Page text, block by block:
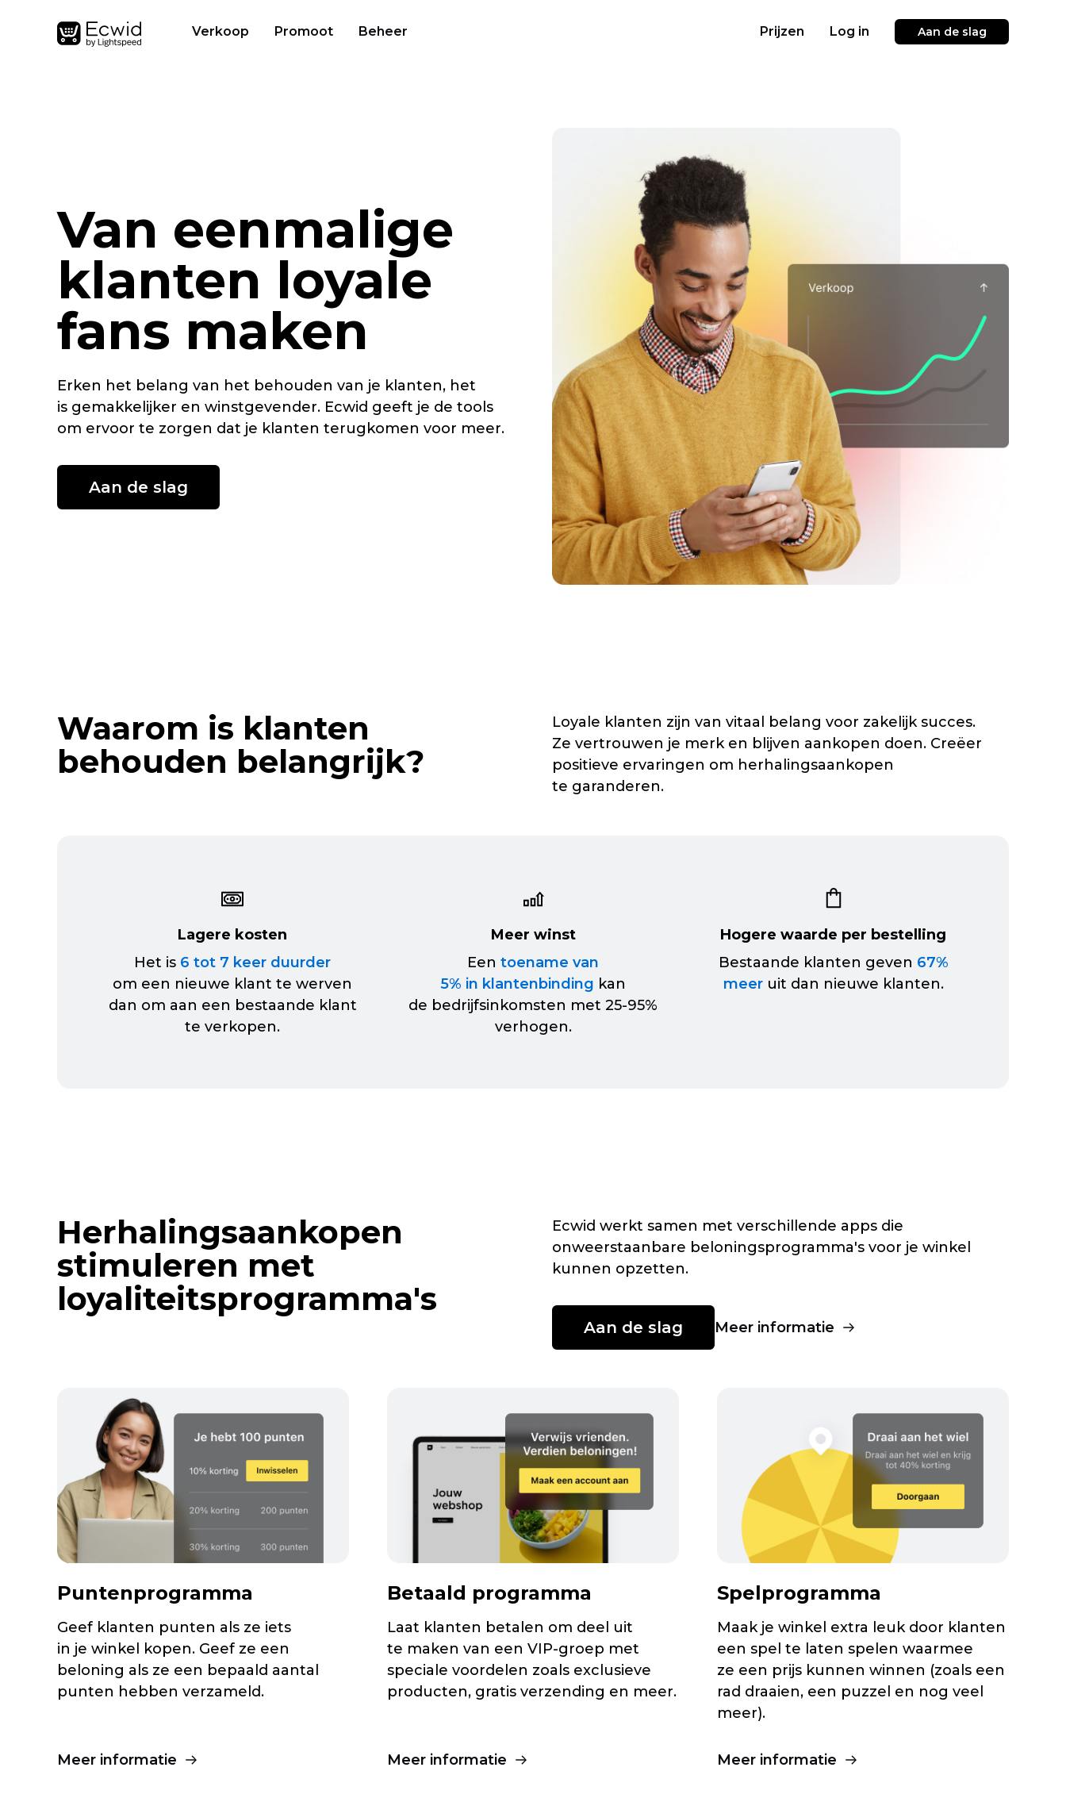
Verkoop Promoot Beheer Prijzen Log in Aan de slag
Van eenmalige
klanten loyale
fans maken
Erken het belang van het behouden van je klanten, het
is gemakkelijker en winstgevender. Ecwid geeft je de tools
om ervoor te zorgen dat je klanten terugkomen voor meer.
Aan de slag
Waarom is klanten
behouden belangrijk?
Loyale klanten zijn van vitaal belang voor zakelijk succes.
Ze vertrouwen je merk en blijven aankopen doen. Creëer
positieve ervaringen om herhalingsaankopen
te garanderen.
Lagere kosten
Het is 6 tot 7 keer duurder
om een nieuwe klant te werven
dan om aan een bestaande klant
te verkopen.
Meer winst
Een toename van
5% in klantenbinding kan
de bedrijfsinkomsten met 25-95%
verhogen.
Hogere waarde per bestelling
Bestaande klanten geven 67%
meeruit dan nieuwe klanten.
Herhalingsaankopen
stimuleren met
loyaliteitsprogramma's
Ecwid werkt samen met verschillende apps die
onweerstaanbare beloningsprogramma's voor je winkel
kunnen opzetten.
Aan de slag Meer informatie
Puntenprogramma
Geef klanten punten als ze iets
in je winkel kopen. Geef ze een
beloning als ze een bepaald aantal
punten hebben verzameld.
Meer informatie
Betaald programma
Laat klanten betalen om deel uit
te maken van een VIP-groep met
speciale voordelen zoals exclusieve
producten, gratis verzending en meer.
Meer informatie
Spelprogramma
Maak je winkel extra leuk door klanten
een spel te laten spelen waarmee
ze een prijs kunnen winnen (zoals een
rad draaien, een puzzel en nog veel
meer).
Meer informatie